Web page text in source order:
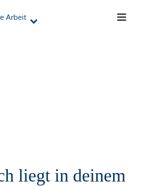
liegt in deinem